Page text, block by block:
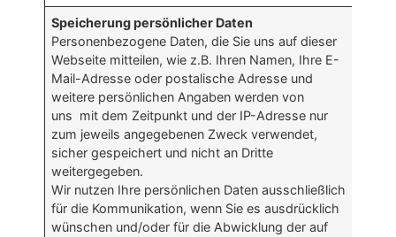
Speicherung persönlicher Daten
Personenbezogene Daten, die Sie uns auf dieser
Webseite mitteilen, wie z.B. Ihren Namen, Ihre E-
Mail-Adresse oder postalische Adresse und
weitere persönlichen Angaben werden von
uns mit dem Zeitpunkt und der IP-Adresse nur
zum jeweils angegebenen Zweck verwendet,
sicher gespeichert und nicht an Dritte
weitergegeben.
Wir nutzen Ihre persönlichen Daten ausschließlich
für die Kommunikation, wenn Sie es ausdrücklich
wünschen und/oder für die Abwicklung der auf